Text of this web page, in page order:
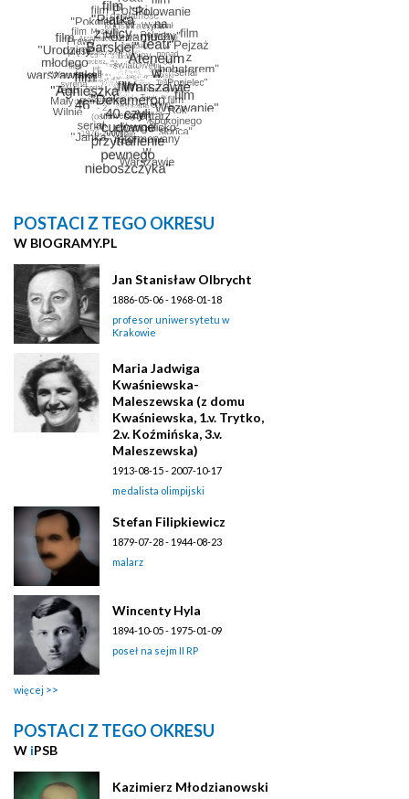
POSTACI Z TEGO OKRESU
W BIOGRAMY.PL
Jan Stanisław Olbrycht
1886-05-06 - 1968-01-18
profesor uniwersytetu w
Krakowie
Maria Jadwiga
Kwaśniewska-
Maleszewska (z domu
Kwaśniewska, 1.v. Trytko,
2.v. Koźmińska, 3.v.
Maleszewska)
1913-08-15 - 2007-10-17
medalista olimpijski
Stefan Filipkiewicz
1879-07-28 - 1944-08-23
malarz
Wincenty Hyla
1894-10-05 - 1975-01-09
poseł na sejm II RP
więcej
POSTACI Z TEGO OKRESU
W iPSB
Kazimierz Młodzianowski